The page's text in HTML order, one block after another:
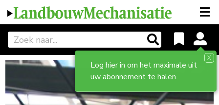
Log hier in om het maximale uit
uw abonnement te halen.
X